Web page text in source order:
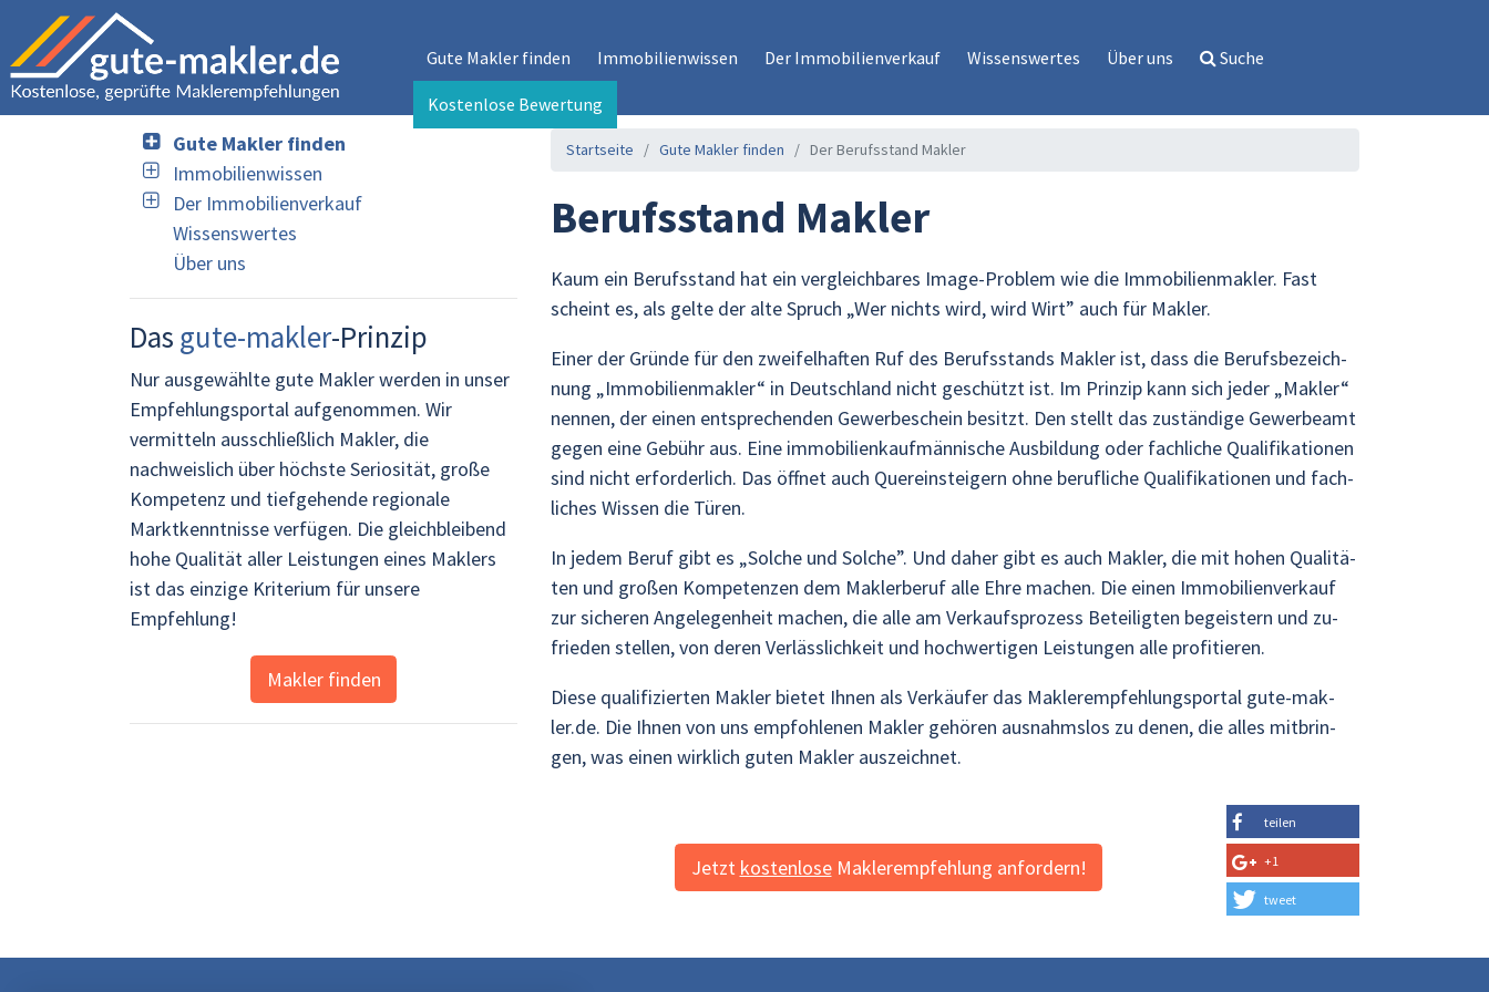
Gute Makler finden Immobilienwissen Der Immobilienverkauf Wissenswertes Über uns Suche
Kostenlose Bewertung
Gute Makler finden
Immobilienwissen
Der Immobilienverkauf
Wissenswertes
Über uns
Das gute-makler-Prinzip
Nur ausgewählte gute Makler werden in unser
Empfehlungsportal aufgenommen. Wir
vermitteln ausschließlich Makler, die
nachweislich über höchste Seriosität, große
Kompetenz und tiefgehende regionale
Marktkenntnisse verfügen. Die gleichbleibend
hohe Qualität aller Leistungen eines Maklers
ist das einzige Kriterium für unsere
Empfehlung!
Makler finden
Start­sei­te Gute Mak­ler fin­den Der Be­rufs­stand Mak­ler
Be­rufs­stand Mak­ler
Kaum ein Be­rufs­stand hat ein ver­gleich­ba­res Image-Pro­blem wie die Im­mo­bi­li­en­mak­ler. Fast
scheint es, als gelte der alte Spruch „Wer nichts wird, wird Wirt” auch für Mak­ler.
Einer der Grün­de für den zwei­fel­haf­ten Ruf des Be­rufs­stands Mak­ler ist, dass die Be­rufs­be­zeich­
nung „Im­mo­bi­li­en­mak­ler“ in Deutsch­land nicht ge­schützt ist. Im Prin­zip kann sich jeder „Mak­ler“
nen­nen, der einen ent­spre­chen­den Ge­wer­be­schein be­sitzt. Den stellt das zu­stän­di­ge Ge­wer­be­amt
gegen eine Ge­bühr aus. Eine im­mo­bi­li­en­kauf­män­ni­sche Aus­bil­dung oder fach­li­che Qua­li­fi­ka­tio­nen
sind nicht er­for­der­lich. Das öff­net auch Quer­ein­stei­gern ohne be­ruf­li­che Qua­li­fi­ka­tio­nen und fach­
li­ches Wis­sen die Türen.
In jedem Beruf gibt es „Sol­che und Sol­che”. Und daher gibt es auch Mak­ler, die mit hohen Qua­li­tä­
ten und gro­ßen Kom­pe­ten­zen dem Mak­ler­be­ruf alle Ehre ma­chen. Die einen Im­mo­bi­li­en­ver­kauf
zur si­che­ren An­ge­le­gen­heit ma­chen, die alle am Ver­kaufs­pro­zess Be­tei­lig­ten be­geis­tern und zu­
frie­den stel­len, von deren Ver­läss­lich­keit und hoch­wer­ti­gen Leis­tun­gen alle pro­fi­tie­ren.
Diese qua­li­fi­zier­ten Mak­ler bie­tet Ihnen als Ver­käu­fer das Mak­ler­emp­feh­lung­spor­tal gute-mak­
ler.de. Die Ihnen von uns emp­foh­le­nen Mak­ler ge­hö­ren aus­nahms­los zu denen, die alles mit­brin­
gen, was einen wirk­lich guten Mak­ler aus­zeich­net.
tei­len
+1
tweet
Jetzt kos­ten­lo­seMak­ler­emp­feh­lung an­for­dern!